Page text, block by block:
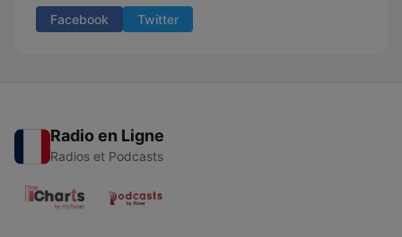
Facebook Twitter
Radio en Ligne
Radios et Podcasts